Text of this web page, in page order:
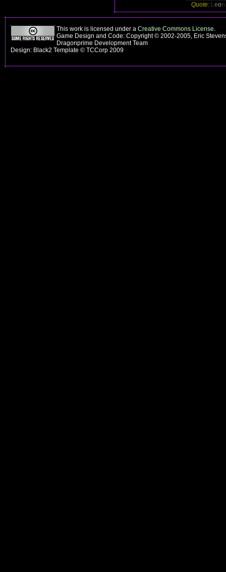
Quote: Leon
This work is licensed under a Creative Commons License.
Game Design and Code: Copyright © 2002-2005, Eric
Dragonprime Development Team
Design: Black2 Template © TCCorp 2009